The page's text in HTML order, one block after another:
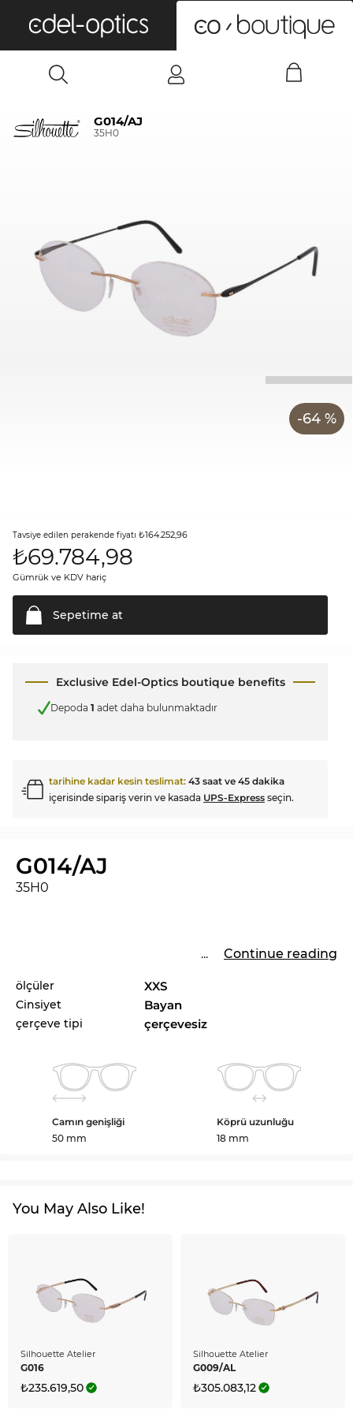
G014/AJ
35H0
-64 %
Tavsiye edilen perakende fiyatı ₺164.252,96
₺69.784,98
Gümrük ve KDV hariç
Sepetime at
Exclusive Edel-Optics boutique benefits
Depoda 1 adet daha bulunmaktadır
tarihine kadar kesin teslimat: 43 saat ve 45 dakika
içerisinde sipariş verin ve kasada UPS-Express seçin.
G014/AJ
35H0
... Continue reading
ölçüler XXS
Cinsiyet Bayan
çerçeve tipi çerçevesiz
Camın genişliği
50 mm
Köprü uzunluğu
18 mm
You May Also Like!
Silhouette Atelier
G016
₺235.619,50
Silhouette Atelier
G009/AL
₺305.083,12